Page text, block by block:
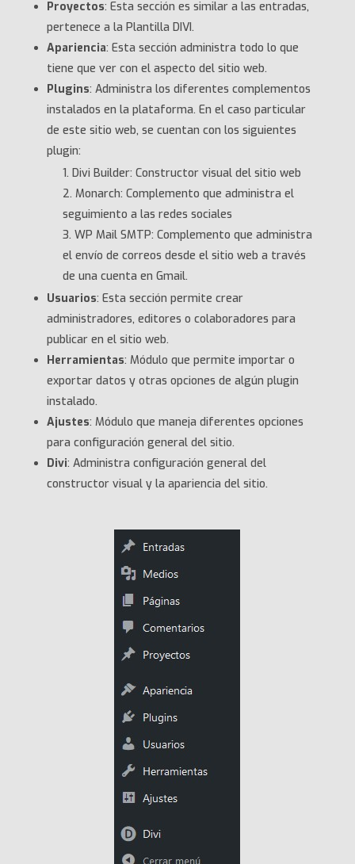
Proyectos: Esta sección es similar a las entradas,
pertenece a la Plantilla DIVI.
Apariencia: Esta sección administra todo lo que
tiene que ver con el aspecto del sitio web.
Plugins: Administra los diferentes complementos
instalados en la plataforma. En el caso particular
de este sitio web, se cuentan con los siguientes
plugin:
Divi Builder: Constructor visual del sitio web
Monarch: Complemento que administra el
seguimiento a las redes sociales
WP Mail SMTP: Complemento que administra
el envío de correos desde el sitio web a través
de una cuenta en Gmail.
Usuarios: Esta sección permite crear
administradores, editores o colaboradores para
publicar en el sitio web.
Herramientas: Módulo que permite importar o
exportar datos y otras opciones de algún plugin
instalado.
Ajustes: Módulo que maneja diferentes opciones
para configuración general del sitio.
Divi: Administra configuración general del
constructor visual y la apariencia del sitio.